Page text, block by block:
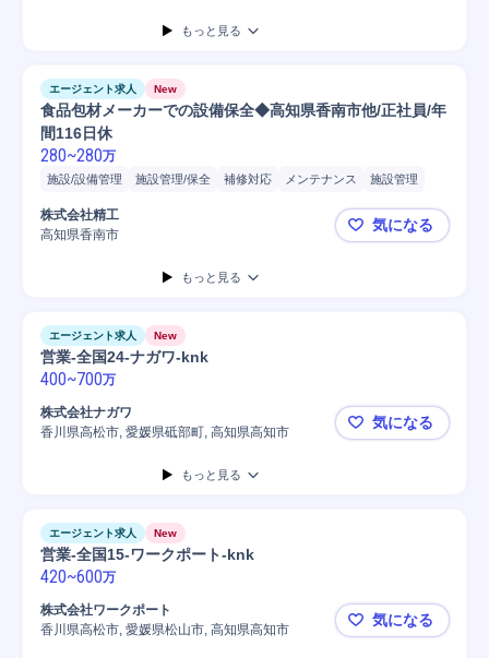
もっと見る
エージェント求人 New
食品包材メーカーでの設備保全◆高知県香南市他/正社員/年
間116日休
280~280万
施設/設備管理 施設管理/保全 補修対応 メンテナンス
施設管理
工場
生産設備
Microsoft Excel
自動車
株式会社精工
高知県香南市
食品包材メ
気になる
もっと見る
エージェント求人 New
営業-全国24-ナガワ-knk
400~700万
株式会社ナガワ
香川県高松市, 愛媛県砥部町, 高知県高知市
営業-全国
気になる
もっと見る
エージェント求人 New
営業-全国15-ワークポート-knk
420~600万
株式会社ワークポート
香川県高松市, 愛媛県松山市, 高知県高知市
営業-全国
気になる